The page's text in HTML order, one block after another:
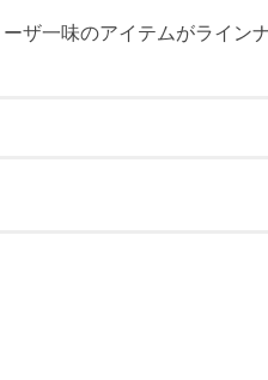
ザ一味のアイテムがライン